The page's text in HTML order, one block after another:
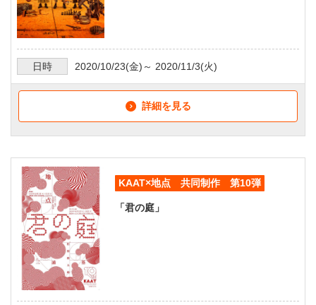
日時 2020/10/23(金)～ 2020/11/3(火)
詳細を見る
KAAT×地点 共同制作 第10弾
「君の庭」